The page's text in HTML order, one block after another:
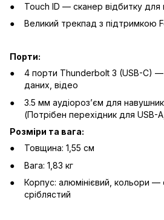
Touch ID — сканер відбитку для
Великий трекпад з підтримкою
Порти:
4 порти Thunderbolt 3 (USB-C)
даних, відео
3.5 мм аудіорозʼєм для
(Потрібен перехідник для USB-
Розміри та вага:
Товщина: 1,55 см
Вага: 1,83 кг
Корпус: алюмінієвий, кольори —
сріблястий